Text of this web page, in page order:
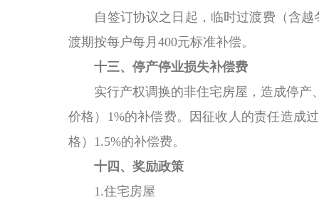
自签订协议之日起，临时过渡费（含
渡期按每户每月400元标准补偿。
十三、停产停业损失补偿费
实行产权调换的非住宅房屋，造成停
价格）1%的补偿费。因征收人的责任造成
格）1.5%的补偿费。
十四、 奖励政策
1.住宅房屋